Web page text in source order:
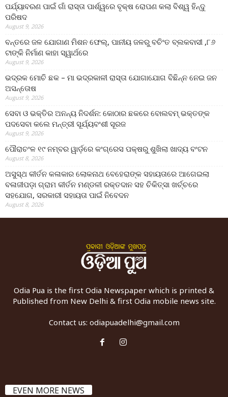
ପର୍ଯ୍ୟାବରଣ ପାଇଁ ଗାଁ ରାସ୍ତା ପାର୍ଶ୍ୱରେ ବୃକ୍ଷ ରୋପଣ କଲା ବିଶ୍ୱ ହିନ୍ଦୁ
ପରିଷଦ
August 9, 2026
ବନ୍ତରେ ଜଳ ଯୋଗାଣ ମିଶନ ଫେଲ୍‌, ପାନୀୟ ଜଳରୁ ବଚିଂତ ବ୍ଲକବାସୀ ,୮୬
ଟାଙ୍କି ନିର୍ମାଣ କାହା ସ୍ୱାର୍ଥରେ
August 9, 2026
ଭଦ୍ରକ ମୋଚି ଛକ – ମା ଭଦ୍ରକାଳୀ ରାସ୍ତା ଯୋଗାଯୋଗ ବିଛିନ୍ନ ନେଇ ଜନ
ଅସନ୍ତୋଷ
August 9, 2026
ସେବା ଓ ଭକ୍ତିର ଅନନ୍ୟ ନିଦର୍ଶନ: କୋଠାର ଛକରେ ବୋଲବମ୍ ଭକ୍ତଙ୍କ
ପଦସେବା କଲେ ମନ୍ତ୍ରୀ ସୂର୍ଯ୍ୟବଂଶୀ ସୂରଜ
August 9, 2026
ପୌରାଚଂଳ ୧୯ ନମ୍ବର ୱାର୍ଡ଼ରେ କଂଗ୍ରେସ ପକ୍ଷରୁ ଶୁଖିଲା ଖାଦ୍ୟ ବଂଟନ
August 8, 2026
ଅସୁସ୍ଥ କୀର୍ତନ କଳାକାର ଲୋକନାଥ ବେହେରାଙ୍କ ସହାୟତାରେ ଆଗେଇଲା
ବଳାଜୀପଡ଼ା ଗ୍ରାମ କୀର୍ତନ ମଣ୍ଡଳୀ ରକ୍ତଦାନ ସହ ଚିକିତ୍ସା ଖର୍ଚ୍ଚରେ
ସହଯୋଗ, ସରକାରୀ ସହାୟତା ପାଇଁ ନିବେଦନ
August 8, 2026
Odia Pua is the first Odia Newspaper which is printed &
Published from New Delhi & first Odia mobile news site.
Contact us: odiapuadelhi@gmail.com
EVEN MORE NEWS